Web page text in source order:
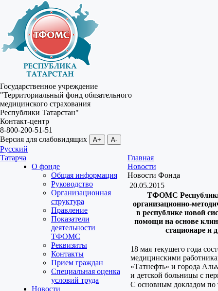
Государственное учреждение
"Территориальный фонд обязательного
медицинского страхования
Республики Татарстан"
Контакт-центр
8-800-200-51-51
Версия для слабовидящих
A+ A-
Русский
Татарча
О фонде
Общая информация
Руководство
Организационная
структура
Правление
Показатели
деятельности
ТФОМС
Реквизиты
Контакты
Прием граждан
Специальная оценка
условий труда
Новости
Главная
Новости
Новости Фонда
20.05.2015
ТФОМС
организационно-
в республике новой
помощи на основе
стационаре и
18 мая текущего года
медицинскими
«Татнефть» и города
и детской больницы с
С основным докладом по